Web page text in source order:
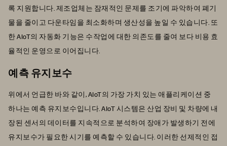
록 지원합니다. 제조업체는 잠재적인 문제를 조기에 파악하여 폐기
물을 줄이고 다운타임을 최소화하며 생산성을 높일 수 있습니다. 또
한 AIoT의 자동화 기능은 수작업에 대한 의존도를 줄여 보다 비용 효
율적인 운영으로 이어집니다.
예측 유지보수
위에서 언급한 바와 같이, AIoT의 가장 가치 있는 애플리케이션 중
하나는 예측 유지보수입니다. AIoT 시스템은 산업 장비 및 차량에 내
장된 센서의 데이터를 지속적으로 분석하여 장애가 발생하기 전에
유지보수가 필요한 시기를 예측할 수 있습니다. 이러한 선제적인 접